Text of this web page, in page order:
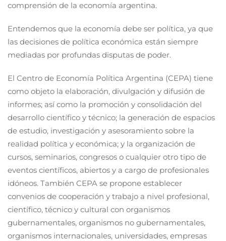
comprensión de la economía argentina.
Entendemos que la economía debe ser política, ya que
las decisiones de política económica están siempre
mediadas por profundas disputas de poder.
El Centro de Economía Política Argentina (CEPA) tiene
como objeto la elaboración, divulgación y difusión de
informes; así como la promoción y consolidación del
desarrollo científico y técnico; la generación de espacios
de estudio, investigación y asesoramiento sobre la
realidad política y económica; y la organización de
cursos, seminarios, congresos o cualquier otro tipo de
eventos científicos, abiertos y a cargo de profesionales
idóneos. También CEPA se propone establecer
convenios de cooperación y trabajo a nivel profesional,
científico, técnico y cultural con organismos
gubernamentales, organismos no gubernamentales,
organismos internacionales, universidades, empresas